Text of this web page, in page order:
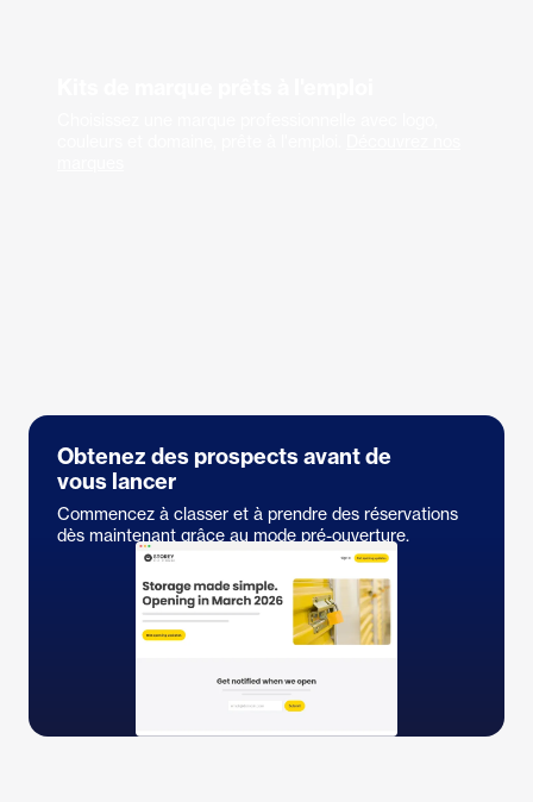
Obtenez des prospects avant de
vous lancer
Commencez à classer et à prendre des réservations
dès maintenant grâce au mode pré-ouverture.